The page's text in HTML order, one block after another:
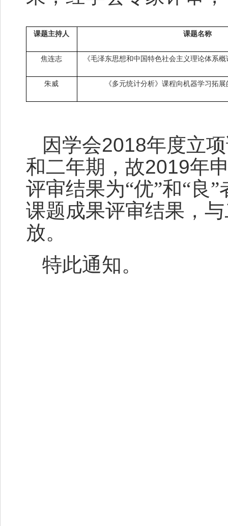
课题主持人 课题名称
焦连志 《毛泽东思想和中国特色社会主义理论体系
朱威 《多元统计分析》课程向机器学习拓
因学会2018年度立
和二年期，故2019年
评审结果为“优”和“良
课题成果评审结果，
放。
特此通知。